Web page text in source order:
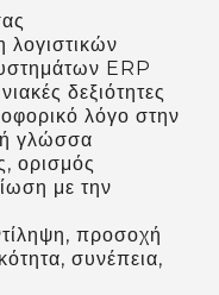
λογιστικών
ERP
δεξιότητες
λόγο στην
γλώσσα
ορισμός
με την
προσοχή
συνέπεια,